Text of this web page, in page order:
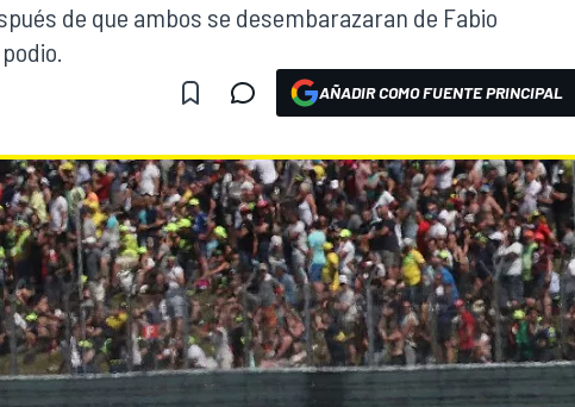
E
de que ambos se desembarazaran de Fabio
AÑADIR COMO FUENTE PRINCIPAL